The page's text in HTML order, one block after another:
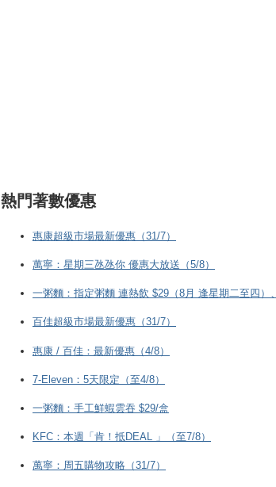
熱門著數優惠
惠康超級市場最新優惠（31/7）
萬寧：星期三氹氹你 優惠大放送（5/8）
一粥麵：指定粥麵 連熱飲 $29（8月 逢星期二至四）、
百佳超級市場最新優惠（31/7）
惠康 / 百佳：最新優惠（4/8）
7-Eleven：5天限定（至4/8）
一粥麵：手工鮮蝦雲吞 $29/盒
KFC ：本週「肯！抵DEAL 」（至7/8）
萬寧：周五購物攻略（31/7）